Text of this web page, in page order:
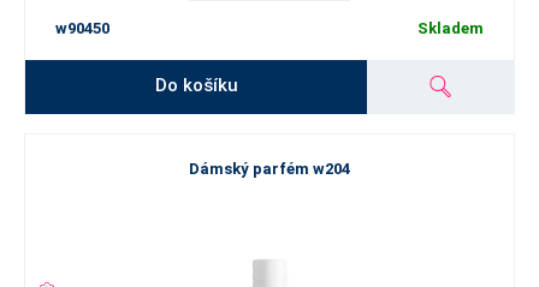
w90450 Skladem
Do košíku
Dámský parfém w204